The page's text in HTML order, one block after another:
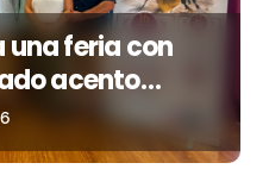
feria con
acento